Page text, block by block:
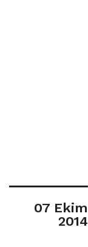
07 Ekim
2014